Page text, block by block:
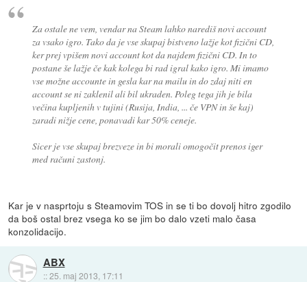
Za ostale ne vem, vendar na Steam lahko narediš novi account
za vsako igro. Tako da je vse skupaj bistveno lažje kot fizični CD,
ker prej vpišem novi account kot da najdem fizični CD. In to
postane še lažje če kak kolega bi rad igral kako igro. Mi imamo
vse možne accounte in gesla kar na mailu in do zdaj niti en
account se ni zaklenil ali bil ukraden. Poleg tega jih je bila
večina kupljenih v tujini (Rusija, India, ... če VPN in še kaj)
zaradi nižje cene, ponavadi kar 50% ceneje.
Sicer je vse skupaj brezveze in bi morali omogočit prenos iger
med računi zastonj.
Kar je v nasprtoju s Steamovim TOS in se ti bo dovolj hitro zgodilo
da boš ostal brez vsega ko se jim bo dalo vzeti malo časa
konzolidacijo.
ABX
::25. maj 2013, 17:11